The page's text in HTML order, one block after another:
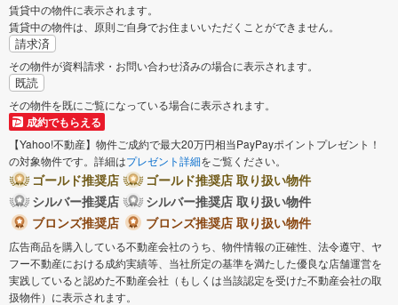
賃貸中の物件に表示されます。
賃貸中の物件は、原則ご自身でお住まいいただくことができません。
請求済
その物件が資料請求・お問い合わせ済みの場合に表示されます。
既読
その物件を既にご覧になっている場合に表示されます。
成約でもらえる
【Yahoo!不動産】物件ご成約で最大20万円相当PayPayポイントプレゼント！
の対象物件です。詳細はプレゼント詳細をご覧ください。
ゴールド推奨店
ゴールド推奨店 取り扱い物件
シルバー推奨店
シルバー推奨店 取り扱い物件
ブロンズ推奨店
ブロンズ推奨店 取り扱い物件
広告商品を購入している不動産会社のうち、物件情報の正確性、法令遵守、ヤ
フー不動産における成約実績等、当社所定の基準を満たした優良な店舗運営を
実践していると認めた不動産会社（もしくは当該認定を受けた不動産会社の取
扱物件）に表示されます。